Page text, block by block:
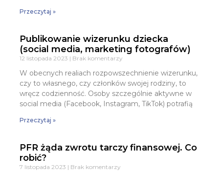
Przeczytaj »
Publikowanie wizerunku dziecka
(social media, marketing fotografów)
12 listopada 2023 Brak komentarzy
W obecnych realiach rozpowszechnienie wizerunku,
czy to własnego, czy członków swojej rodziny, to
wręcz codzienność. Osoby szczególnie aktywne w
social media (Facebook, Instagram, TikTok) potrafią
Przeczytaj »
PFR żąda zwrotu tarczy finansowej. Co
robić?
7 listopada 2023 Brak komentarzy